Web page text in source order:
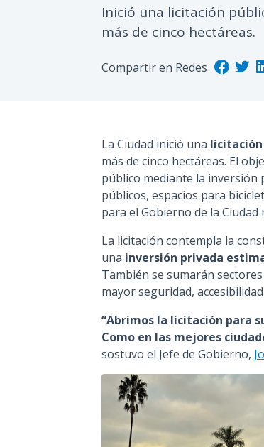
Inició una licitación
más de cinco hectáreas.
Compartir en Redes
La Ciudad inició una
más de cinco hectáreas. El
público mediante la inversión
públicos, espacios para
para el Gobierno de la
La licitación contempla la
una inversión privada
También se sumarán
mayor seguridad,
“Abrimos la licitación para
Como en las mejores
sostuvo el Jefe de Gobierno,